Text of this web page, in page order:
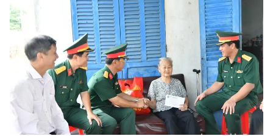
thực hiện nhiệm vụ, đồng thời chuẩn bị cho đợt kiểm tra toàn
diện của Cục Quân y năm 2026.